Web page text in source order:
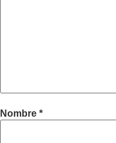
Nombre *